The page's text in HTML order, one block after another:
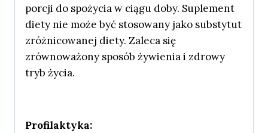
porcji do spożycia w ciągu doby. Suplement
diety nie może być stosowany jako substytut
zróżnicowanej diety. Zaleca się
zrównoważony sposób żywienia i zdrowy
tryb życia.
Profilaktyka: